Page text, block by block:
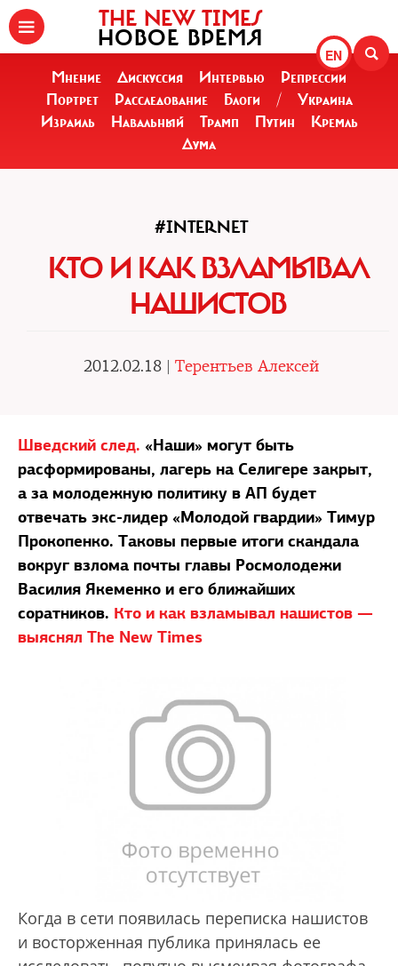
EN
THE NEW TIMES
НОВОЕ ВРЕМЯ
Мнение Дискуссия Интервью
Репрессии
Портрет
Расследование Блоги /
Украина
Израиль
Навальный Трамп Путин
Кремль
Дума
#INTERNET
КТО И КАК ВЗЛАМЫВАЛ
НАШИСТОВ
2012.02.18 | Терентьев Алексей
Шведский след. «Наши» могут быть
расформированы, лагерь на Селигере закрыт,
а за молодежную политику в АП будет
отвечать экс-лидер «Молодой гвардии» Тимур
Прокопенко. Таковы первые итоги скандала
вокруг взлома почты главы Росмолодежи
Василия Якеменко и его ближайших
соратников. Кто и как взламывал нашистов —
выяснял The New Times
Когда в сети появилась переписка нашистов
и восторженная публика принялась ее